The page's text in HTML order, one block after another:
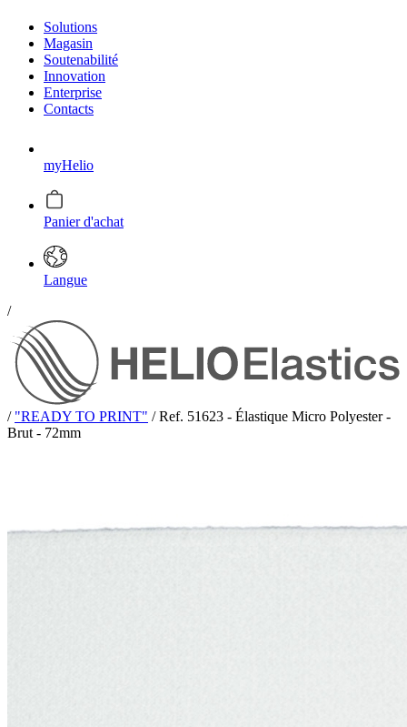
Solutions
Magasin
Soutenabilité
Innovation
Enterprise
Contacts
myHelio
Panier d'achat
Langue
/
/ "READY TO PRINT" / Ref. 51623 - Élastique Micro Polyester -
Brut - 72mm